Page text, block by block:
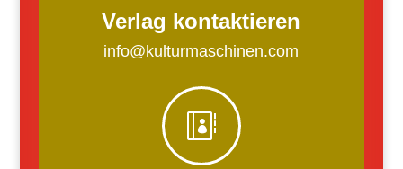
Verlag kontaktieren
info@kulturmaschinen.com
